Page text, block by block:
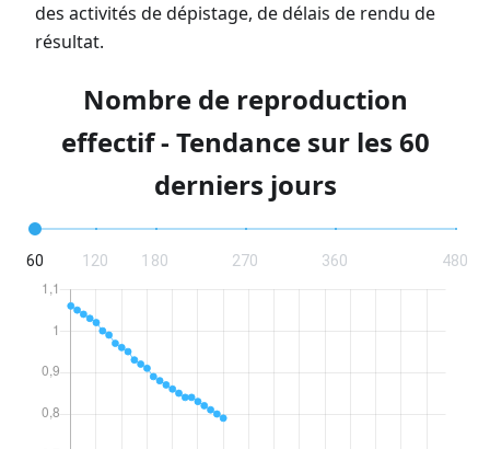
des activités de dépistage, de délais de rendu de
résultat.
Nombre de reproduction
effectif - Tendance sur les 60
derniers jours
60 120 180 270 360 480